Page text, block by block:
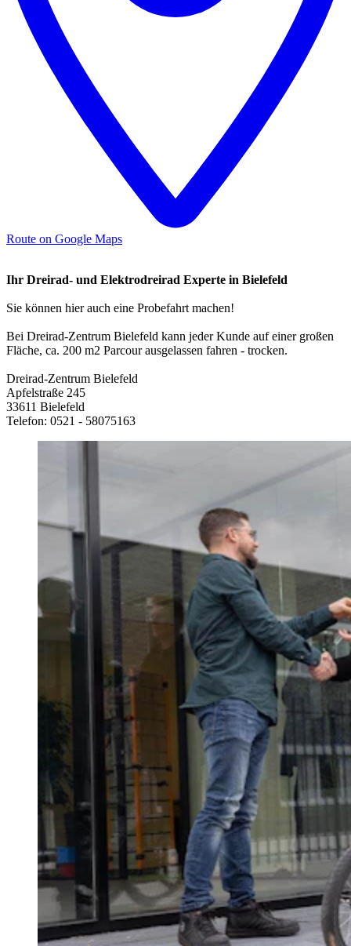
Route on Google Maps
Ihr Dreirad- und Elektrodreirad Experte in Bielefeld
Sie können hier auch eine Probefahrt machen!
Bei Dreirad-Zentrum Bielefeld kann jeder Kunde auf einer großen
Fläche, ca. 200 m2 Parcour ausgelassen fahren - trocken.
Dreirad-Zentrum Bielefeld
Apfelstraße 245
33611 Bielefeld
Telefon: 0521 - 58075163